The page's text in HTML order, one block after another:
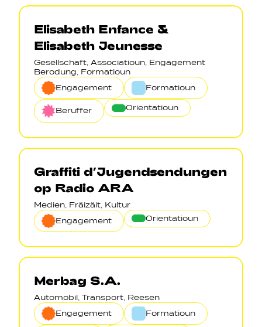
Elisabeth Enfance &
Elisabeth Jeunesse
Gesellschaft, Associatioun, Engagement
Berodung, Formatioun
Engagement
Formatioun
Beruffer Orientatioun
Graffiti d’Jugendsendungen
op Radio ARA
Medien, Fräizäit, Kultur
Engagement
Orientatioun
Merbag S.A.
Automobil, Transport, Reesen
Engagement
Formatioun